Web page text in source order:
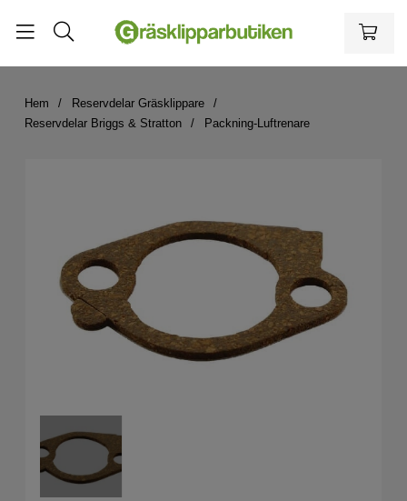
Hem
Reservdelar Gräsklippare
Reservdelar Briggs & Stratton
Packning-Luftrenare